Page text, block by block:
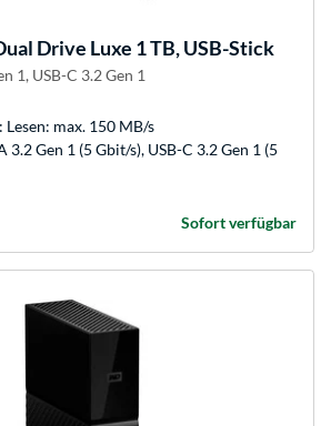
Drive Luxe 1 TB, USB-Stick
1, USB-C 3.2 Gen 1
max. 150 MB/s
3.2 Gen 1 (5 Gbit/s), USB-C 3.2 Gen 1 (5
Sofort verfügbar